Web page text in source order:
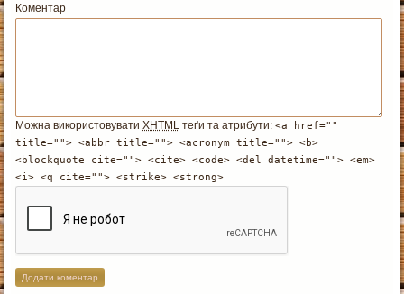
Коментар
Можна використовуватиXHTML теґи та атрибути:<a href=""
title=""> <abbr title=""> <acronym title=""> <b>
<blockquote cite=""> <cite> <code> <del datetime=""> <em>
<i> <q cite=""> <strike> <strong>